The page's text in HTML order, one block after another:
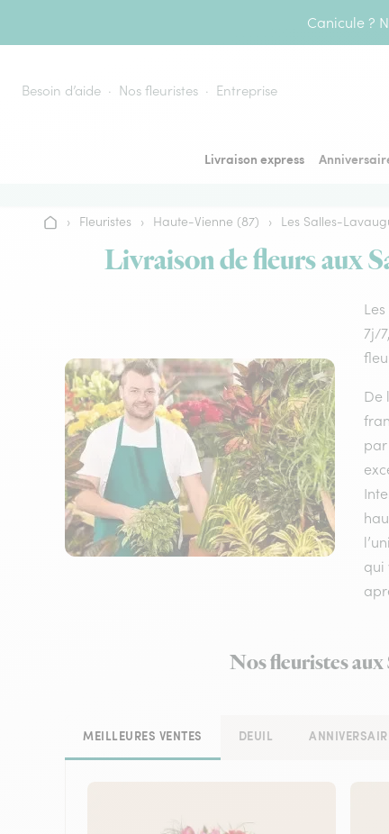
Canicule ?
Besoin d’aide Nos fleuristes Entreprise
Livraison express
Accueil
› Fleuristes › Haute-Vienne (87) › Les Salles-
Livraison de fleurs aux
7j/
De
par
qui
Nos fleuristes
MEILLEURES VENTES DEUIL